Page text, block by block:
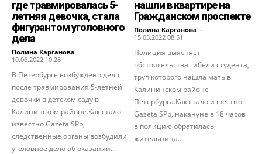
где травмировалась 5-
летняя девочка, стала
фигурантом уголовного
дела
Полина Карганова -
10.06.2022 10:28
В Петербурге возбуждено дело
после травмирования 5-летней
девочки в детском саду в
Калининском районе.Как стало
известно Gazeta.SPb,
следственные органы возбудили
уголовное дело об оказании...
нашли в квартире на
Гражданском проспекте
Полина Карганова -
15.03.2022 08:51
Полиция выясняет
обстоятельства гибели студента,
труп которого нашла мать в
Калининском районе
Петербурга.Как стало известно
Gazeta.SPb, накануне в 18 часов
в полицию обратилась
жительница...